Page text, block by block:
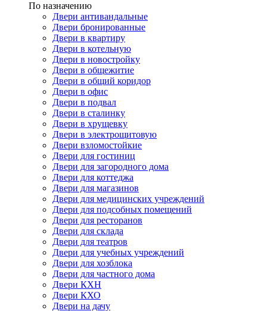
По назначению
Двери антивандальные
Двери бронированные
Двери в квартиру
Двери в котельную
Двери в новостройку
Двери в общежитие
Двери в общий коридор
Двери в офис
Двери в подвал
Двери в сталинку
Двери в хрущевку
Двери в электрощитовую
Двери взломостойкие
Двери для гостиниц
Двери для загородного дома
Двери для коттеджа
Двери для магазинов
Двери для медицинских учреждений
Двери для подсобных помещений
Двери для ресторанов
Двери для склада
Двери для театров
Двери для учебных учреждений
Двери для хозблока
Двери для частного дома
Двери КХН
Двери КХО
Двери на дачу